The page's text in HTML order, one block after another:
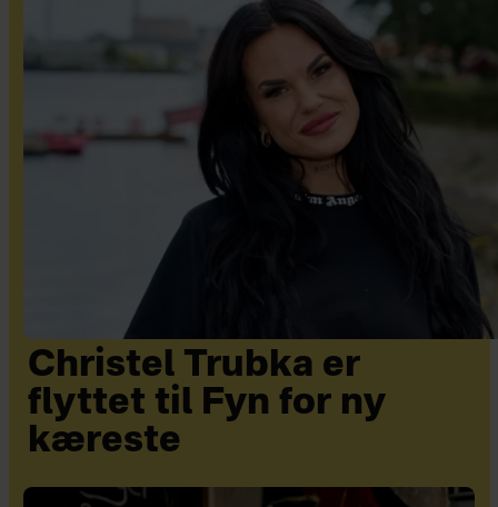
Christel Trubka er
flyttet til Fyn for ny
kæreste